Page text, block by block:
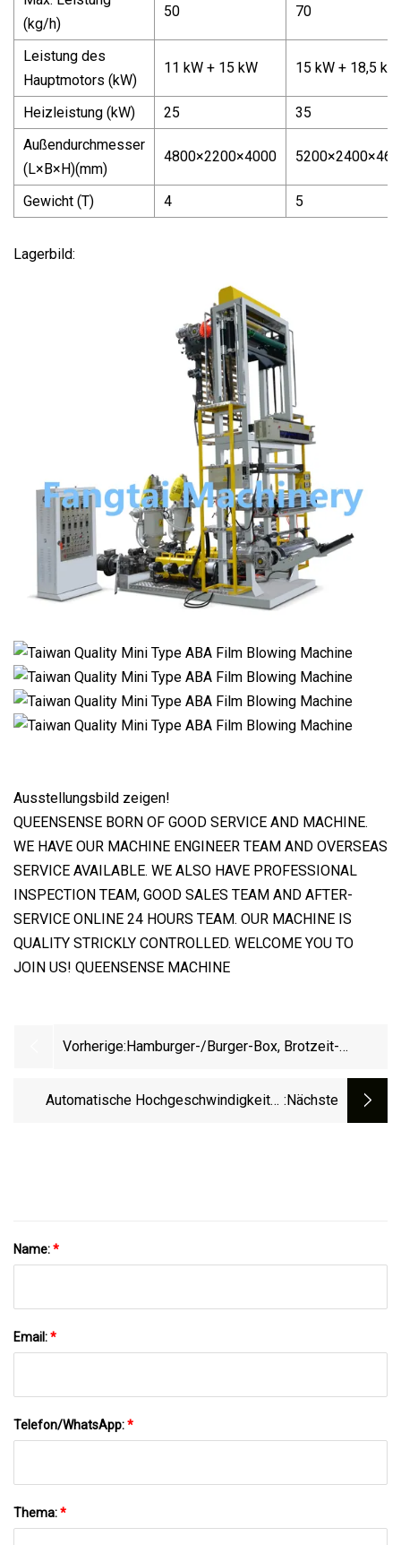
(kg/h)
50 70
Leistung des
Hauptmotors (kW)
11 kW + 15 kW 15 kW + 18,5 kW
Heizleistung (kW) 25
35
Außendurchmesser
(L×B×H)(mm)
4800×2200×4000
Gewicht (T) 4 5
Lagerbild:
Ausstellungsbild zeigen!
QUEENSENSE BORN OF GOOD SERVICE AND MACHINE.
WE HAVE OUR MACHINE ENGINEER TEAM AND OVERSEAS
SERVICE AVAILABLE. WE ALSO HAVE PROFESSIONAL
INSPECTION TEAM, GOOD SALES TEAM AND AFTER-
SERVICE ONLINE 24 HOURS TEAM. OUR MACHINE IS
QUALITY STRICKLY CONTROLLED. WELCOME YOU TO
JOIN US! QUEENSENSE MACHINE
Vorherige: Hamburger-/Burger-Box, Brotzeit-
Box, Fast-Food-Box, Pizza-Box, Take-
Away-Box-Herstellungs-/Formmaschine,
Automatische Hochgeschwindigkeits- :nächste
Name:*
Email:*
Telefon/WhatsApp:*
Thema:*